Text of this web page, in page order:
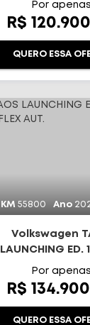
Por apenas
R$
QUERO ESSA
KM 55800 Ano
Volkswagen
LAUNCHING ED.
TSI FLEX
Por apenas
R$
QUERO ESSA